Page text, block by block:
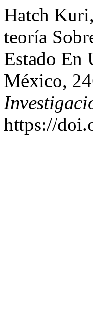
Hatch
teoría
Estado En
México,
https://